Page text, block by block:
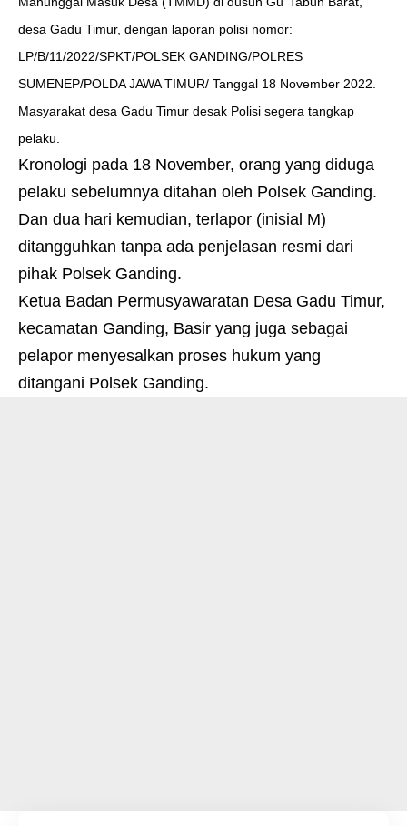
desa Gadu Timur, dengan laporan polisi nomor:
LP/B/11/2022/SPKT/POLSEK GANDING/POLRES
SUMENEP/POLDA JAWA TIMUR/ Tanggal 18 November 2022.
Masyarakat desa Gadu Timur desak Polisi segera tangkap
pelaku.
Kronologi pada 18 November, orang yang diduga
pelaku sebelumnya ditahan oleh Polsek Ganding.
Dan dua hari kemudian, terlapor (inisial M)
ditangguhkan tanpa ada penjelasan resmi dari
pihak Polsek Ganding.
Ketua Badan Permusyawaratan Desa Gadu Timur,
kecamatan Ganding, Basir yang juga sebagai
pelapor menyesalkan proses hukum yang
ditangani Polsek Ganding.